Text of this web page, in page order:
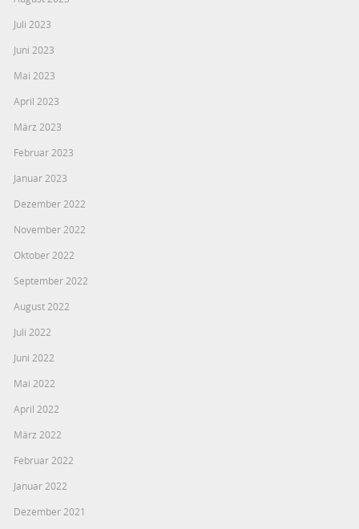
Juli 2023
Juni 2023
Mai 2023
April 2023
März 2023
Februar 2023
Januar 2023
Dezember 2022
November 2022
Oktober 2022
September 2022
August 2022
Juli 2022
Juni 2022
Mai 2022
April 2022
März 2022
Februar 2022
Januar 2022
Dezember 2021